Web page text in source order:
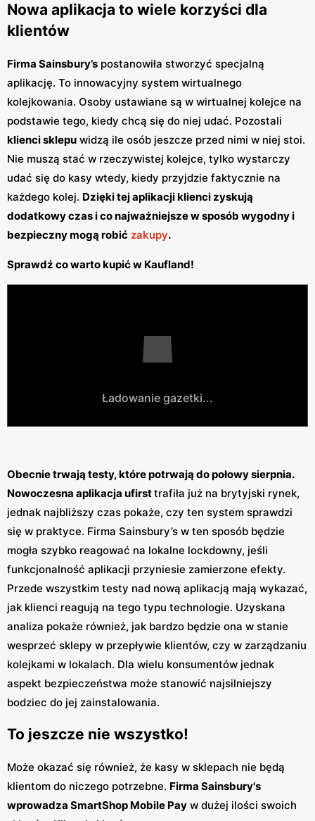
Nowa aplikacja to wiele korzyści dla
klientów
Firma Sainsbury’s postanowiła stworzyć specjalną
aplikację. To innowacyjny system wirtualnego
kolejkowania. Osoby ustawiane są w wirtualnej kolejce na
podstawie tego, kiedy chcą się do niej udać. Pozostali
klienci sklepu widzą ile osób jeszcze przed nimi w niej stoi.
Nie muszą stać w rzeczywistej kolejce, tylko wystarczy
udać się do kasy wtedy, kiedy przyjdzie faktycznie na
każdego kolej. Dzięki tej aplikacji klienci zyskują
dodatkowy czas i co najważniejsze w sposób wygodny i
bezpieczny mogą robić zakupy.
Sprawdź co warto kupić w Kaufland!
Ładowanie gazetki...
Obecnie trwają testy, które potrwają do połowy sierpnia.
Nowoczesna aplikacja ufirsttrafiła już na brytyjski rynek,
jednak najbliższy czas pokaże, czy ten system sprawdzi
się w praktyce. Firma Sainsbury’s w ten sposób będzie
mogła szybko reagować na lokalne lockdowny, jeśli
funkcjonalność aplikacji przyniesie zamierzone efekty.
Przede wszystkim testy nad nową aplikacją mają wykazać,
jak klienci reagują na tego typu technologie. Uzyskana
analiza pokaże również, jak bardzo będzie ona w stanie
wesprzeć sklepy w przepływie klientów, czy w zarządzaniu
kolejkami w lokalach. Dla wielu konsumentów jednak
aspekt bezpieczeństwa może stanowić najsilniejszy
bodziec do jej zainstalowania.
To jeszcze nie wszystko!
Może okazać się również, że kasy w sklepach nie będą
klientom do niczego potrzebne. Firma Sainsbury's
wprowadza SmartShop Mobile Pay w dużej ilości swoich